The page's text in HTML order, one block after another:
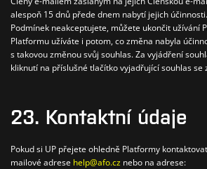
alespoň 15 dnů přede dnem nabytí jejich
Podmínek neakceptujete, můžete ukončit užívání
Platformu užíváte i potom, co změna nabyla
s takovou změnou svůj souhlas. Za vyjádření
kliknutí na příslušné tlačítko vyjadřující souhlas se
23. Kontaktní údaje
Pokud si UP přejete ohledně Platformy
mailové adrese help@afo.cz nebo na adrese: